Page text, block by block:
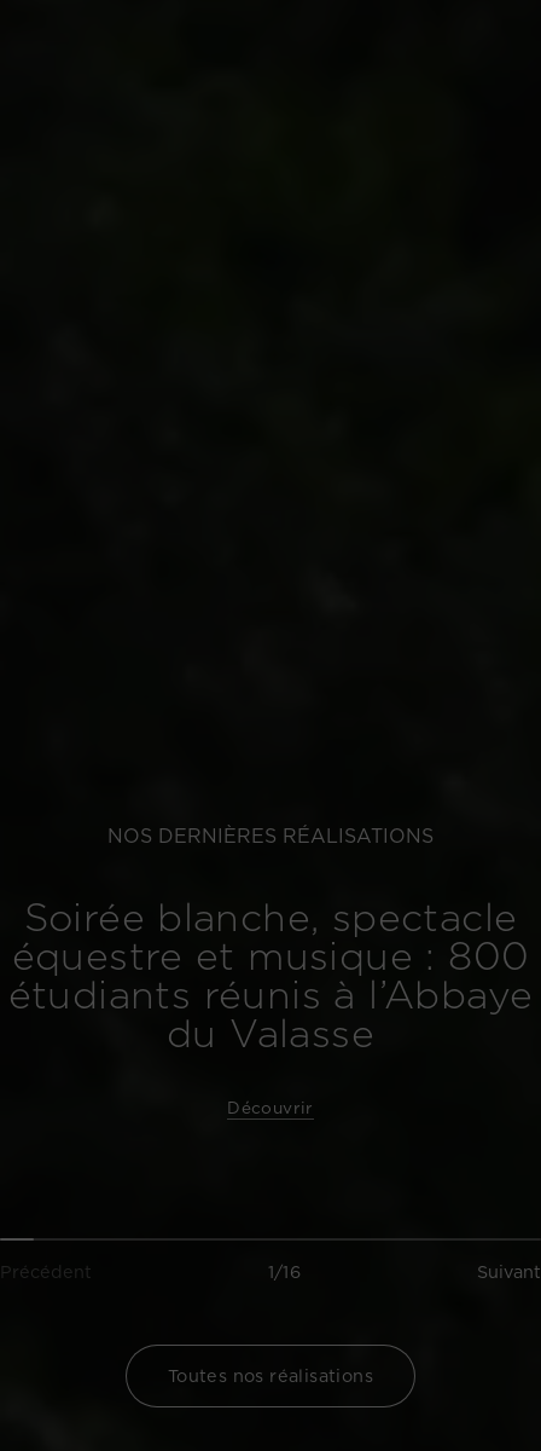
NOS DERNIÈRES RÉALISATIONS
Soirée blanche, spectacle
équestre et musique : 800
étudiants réunis à l’Abbaye
du Valasse
Découvrir
Précédent 1/16 Suivant
Toutes nos réalisations